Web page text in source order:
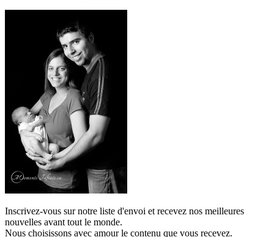
Inscrivez-vous sur notre liste d'envoi et recevez nos meilleures
nouvelles avant tout le monde.
Nous choisissons avec amourle contenu que vous recevez.